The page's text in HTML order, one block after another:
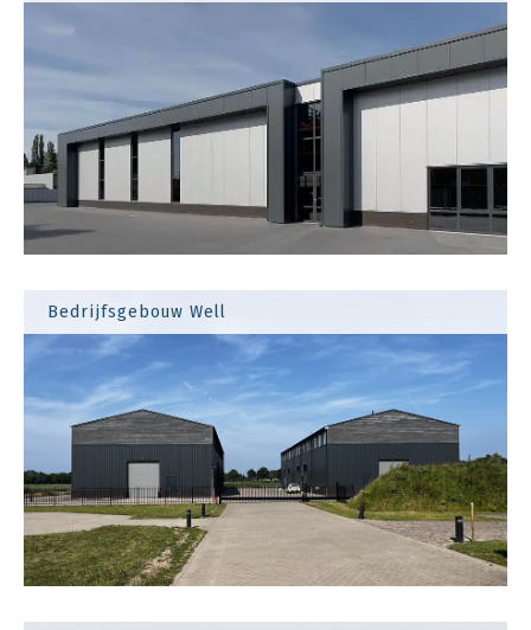
Bedrijfsgebouw Well